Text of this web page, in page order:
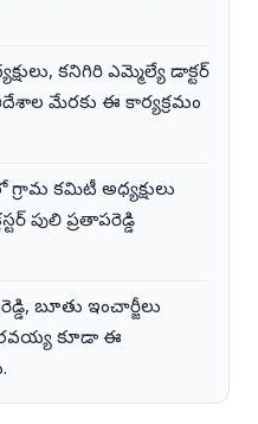
కనిగిరి ఎమ్మెల్యే డాక్టర్
మేరకు ఈ కార్యక్రమం
గ్రామ కమిటీ అధ్యక్షులు
పులి ప్రతాపరెడ్డి
బూతు ఇంచార్జీలు
కూడా ఈ